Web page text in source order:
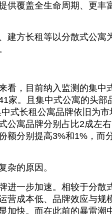
供覆盖全生命周期、更丰
建方长租等以分散式公寓
看，目前纳入监测的集中
家。且集中式公寓的头部
式长租公寓品牌依旧为
公寓品牌分别占比2成左
额分别提高3%和1%，而
杂的原因。
进一步加速。相较于分散
营成本低、品牌效应与规
加快。而在此前的暴雷潮